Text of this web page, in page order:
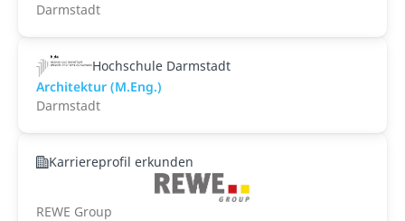
Darmstadt
Hochschule Darmstadt
Architektur (M.Eng.)
Darmstadt
Karriereprofil erkunden
REWE Group